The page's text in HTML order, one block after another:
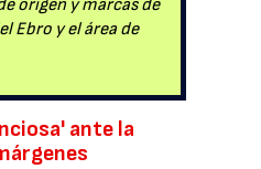
origen y marcas de
Ebro y el área de
ante la